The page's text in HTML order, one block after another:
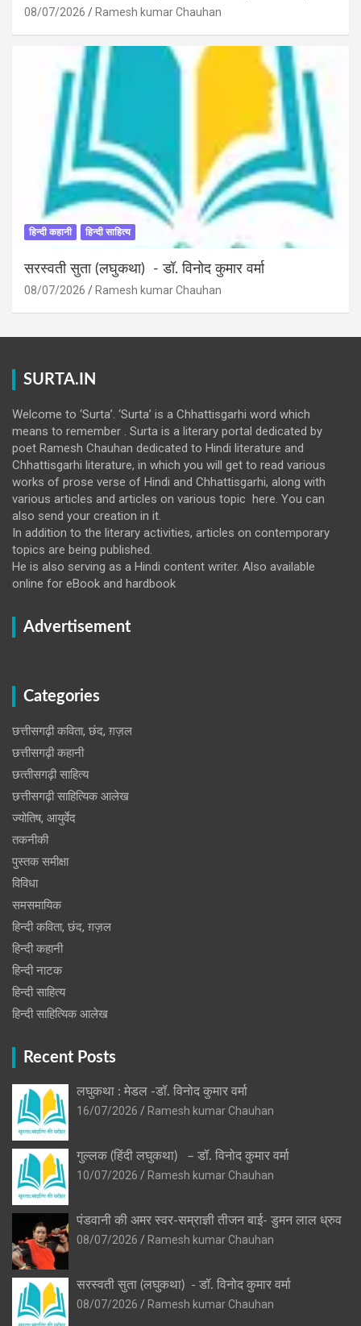
08/07/2026 Ramesh kumar Chauhan
हिन्दी कहानी हिन्दी साहित्य
सरस्वती सुता (लघुकथा) ​- डॉ. विनोद कुमार वर्मा
08/07/2026 Ramesh kumar Chauhan
SURTA.IN
Welcome to ‘Surta’. ‘Surta’ is a Chhattisgarhi word which
means to remember . Surta is a literary portal dedicated by
poet Ramesh Chauhan dedicated to Hindi literature and
Chhattisgarhi literature, in which you will get to read various
works of prose verse of Hindi and Chhattisgarhi, along with
various articles and articles on various topic here. You can
also send your creation in it.
In addition to the literary activities, articles on contemporary
topics are being published.
He is also serving as a Hindi content writer. Also available
online for eBook and hardbook
Advertisement
Categories
छत्तीसगढ़ी कविता, छंद, ग़ज़ल
छत्तीसगढ़ी कहानी
छत्‍तीसगढ़ी साहित्‍य
छत्तीसगढ़ी साहित्यिक आलेख
ज्योतिष, आयुर्वेद
तकनीकी
पुस्‍तक समीक्षा
विविधा
समसमायिक
हिन्दी कविता, छंद, ग़ज़ल
हिन्दी कहानी
हिन्‍दी नाटक
हिन्दी साहित्य
हिन्दी साहित्यिक आलेख
Recent Posts
लघुकथा : मेडल -डॉ. विनोद कुमार वर्मा
16/07/2026
Ramesh kumar Chauhan
गुल्लक (हिंदी लघुकथा) – डॉ. विनोद कुमार वर्मा
10/07/2026
Ramesh kumar Chauhan
पंडवानी की अमर स्वर-सम्राज्ञी तीजन बाई- डुमन लाल ध्रुव
08/07/2026
Ramesh kumar Chauhan
सरस्वती सुता (लघुकथा) ​- डॉ. विनोद कुमार वर्मा
08/07/2026
Ramesh kumar Chauhan